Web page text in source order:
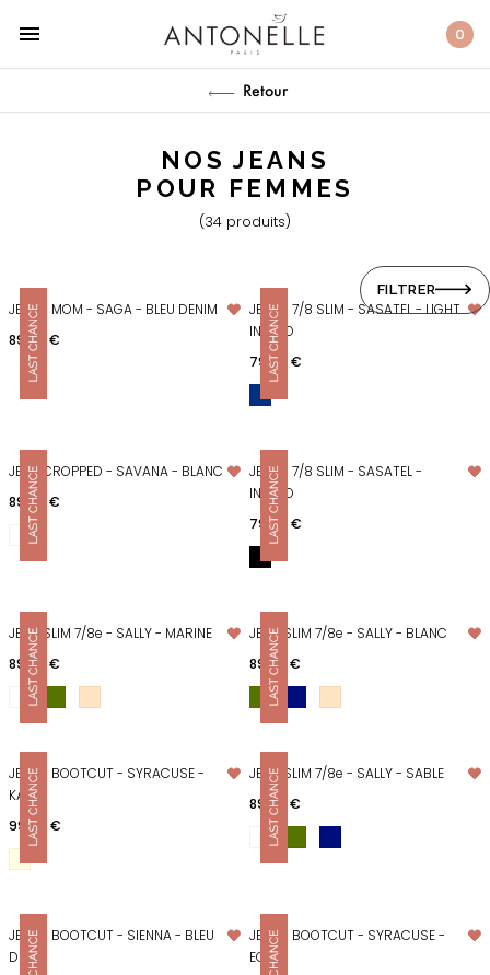
menu 0
Retour
NOS JEANS
POUR FEMMES
(34 produits)
FILTRER
JEANS MOM - SAGA - BLEU DENIM
Prix
89,00 €
JEANS 7/8 SLIM - SASATEL - LIGHT
INDIGO
Prix
79,00 €
JEAN CROPPED - SAVANA - BLANC
Prix
89,00 €
JEANS 7/8 SLIM - SASATEL -
INDIGO
Prix
79,00 €
JEAN SLIM 7/8e - SALLY - MARINE
Prix
89,00 €
JEAN SLIM 7/8e - SALLY - BLANC
Prix
89,00 €
JEANS BOOTCUT - SYRACUSE -
KAKI
Prix
99,00 €
JEAN SLIM 7/8e - SALLY - SABLE
Prix
89,00 €
JEANS BOOTCUT - SIENNA - BLEU
DENIM
JEANS BOOTCUT - SYRACUSE -
ECRU